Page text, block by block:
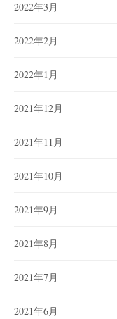
2022年3月
2022年2月
2022年1月
2021年12月
2021年11月
2021年10月
2021年9月
2021年8月
2021年7月
2021年6月